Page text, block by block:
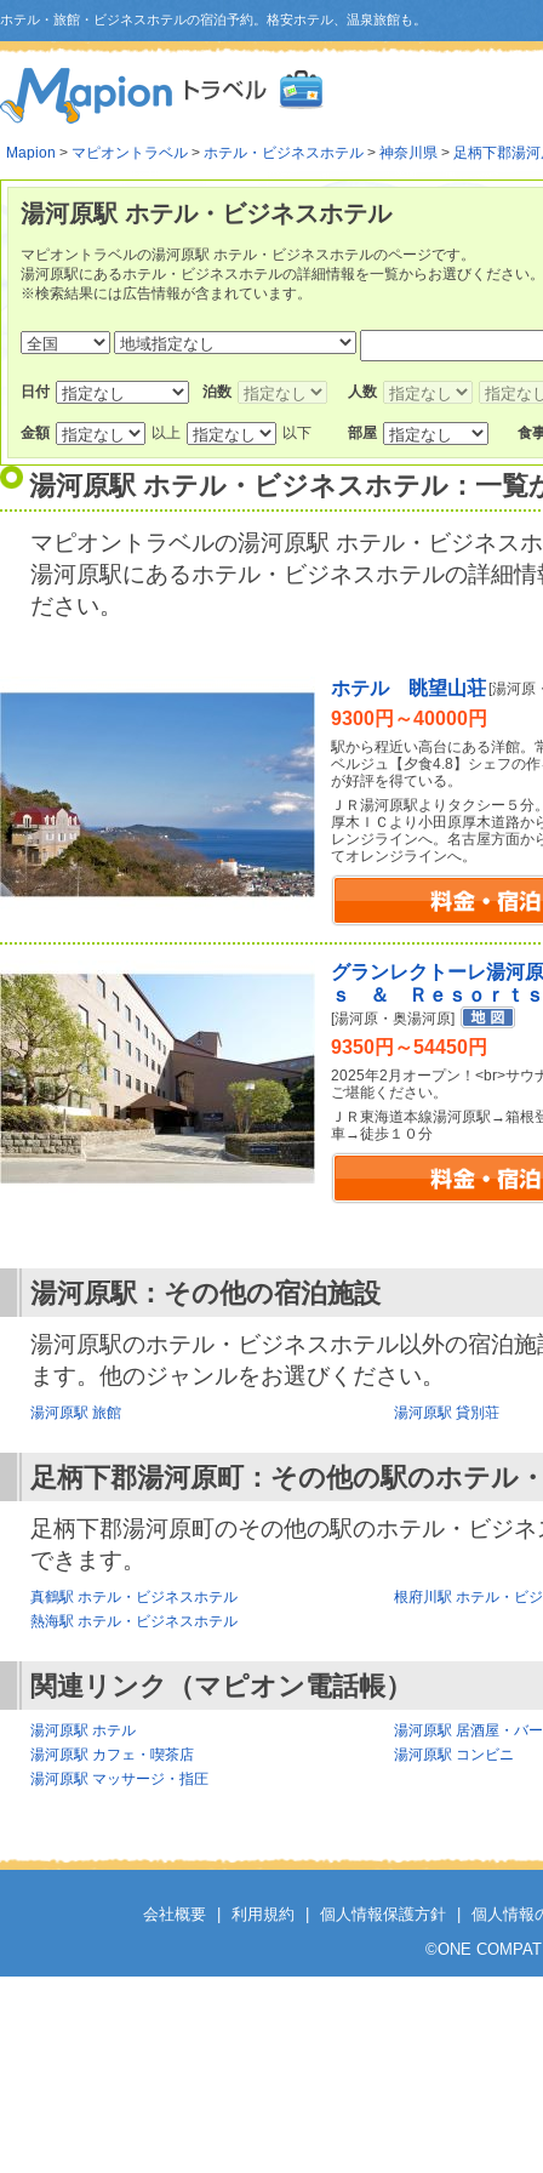
ホテル・旅館・ビジネスホテルの宿泊予約。格安ホテル、温泉旅館も。
Mapion > マピオントラベル > ホテル・ビジネスホテル > 神奈川県 > 足柄下郡湯
湯河原駅 ホテル・ビジネスホテル
マピオントラベルの湯河原駅 ホテル・ビジネスホテルのページです。
湯河原駅にあるホテル・ビジネスホテルの詳細情報を一覧からお選びください。
※検索結果には広告情報が含まれています。
日付 泊数 人数
金額 以上 以下 部屋 食
湯河原駅 ホテル・ビジネスホテル：一覧
マピオントラベルの湯河原駅 ホテル・ビジネス
湯河原駅にあるホテル・ビジネスホテルの詳細
ださい。
ホテル 眺望山荘 [湯河原
9300円～40000円
駅から程近い高台にある洋館。
ベルジュ【夕食4.8】シェフの
が好評を得ている。
ＪＲ湯河原駅よりタクシー５
厚木ＩＣより小田原厚木道路か
レンジラインへ。名古屋方面か
てオレンジラインへ。
グランレクトーレ湯河
ｓ ＆ Ｒｅｓｏｒｔ
[湯河原・奥湯河原]
9350円～54450円
2025年2月オープン！<br>サウ
ご堪能ください。
ＪＲ東海道本線湯河原駅→箱根
車→徒歩１０分
湯河原駅：その他の宿泊施設
湯河原駅のホテル・ビジネスホテル以外の宿泊
ます。他のジャンルをお選びください。
湯河原駅 旅館 湯河原駅 貸別荘
足柄下郡湯河原町：その他の駅のホテル
足柄下郡湯河原町のその他の駅のホテル・ビジ
できます。
真鶴駅 ホテル・ビジネスホテル
根府川駅 ホテル・ビ
熱海駅 ホテル・ビジネスホテル
関連リンク（マピオン電話帳）
湯河原駅 ホテル
湯河原駅 居酒屋・バ
湯河原駅 カフェ・喫茶店
湯河原駅 コンビニ
湯河原駅 マッサージ・指圧
会社概要 利用規約 個人情報保護方針
個人情報
©ONE